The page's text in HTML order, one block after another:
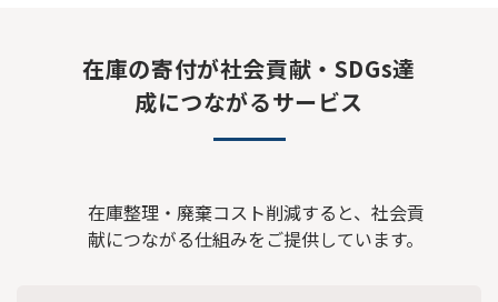
在庫の寄付が社会貢献・SDGs達
成につながるサービス
在庫整理・廃棄コスト削減すると、社会貢
献につながる仕組みをご提供しています。